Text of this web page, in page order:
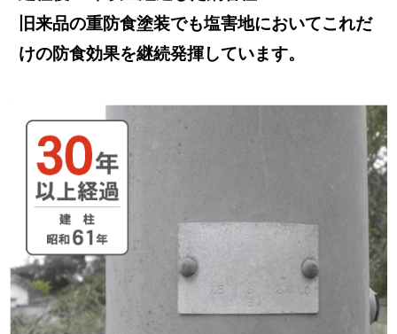
旧来品の重防食塗装でも塩害地においてこれだ
けの防食効果を継続発揮しています。